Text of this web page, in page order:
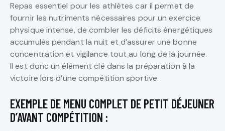
Repas essentiel pour les athlètes car il permet de
fournir les nutriments nécessaires pour un exercice
physique intense, de combler les déficits énergétiques
accumulés pendant la nuit et d’assurer une bonne
concentration et vigilance tout au long de la journée.
Il est donc un élément clé dans la préparation à la
victoire lors d’une compétition sportive.
EXEMPLE DE MENU COMPLET DE PETIT DÉJEUNER
D’AVANT COMPÉTITION :